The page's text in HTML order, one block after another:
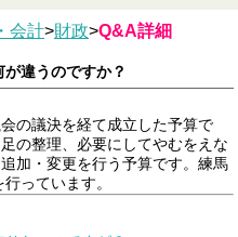
会計>財政>Q&A詳細
違うのですか？
の議決を経て成立した予算で
の整理、必要にしてやむをえな
加・変更を行う予算です。練馬
っています。